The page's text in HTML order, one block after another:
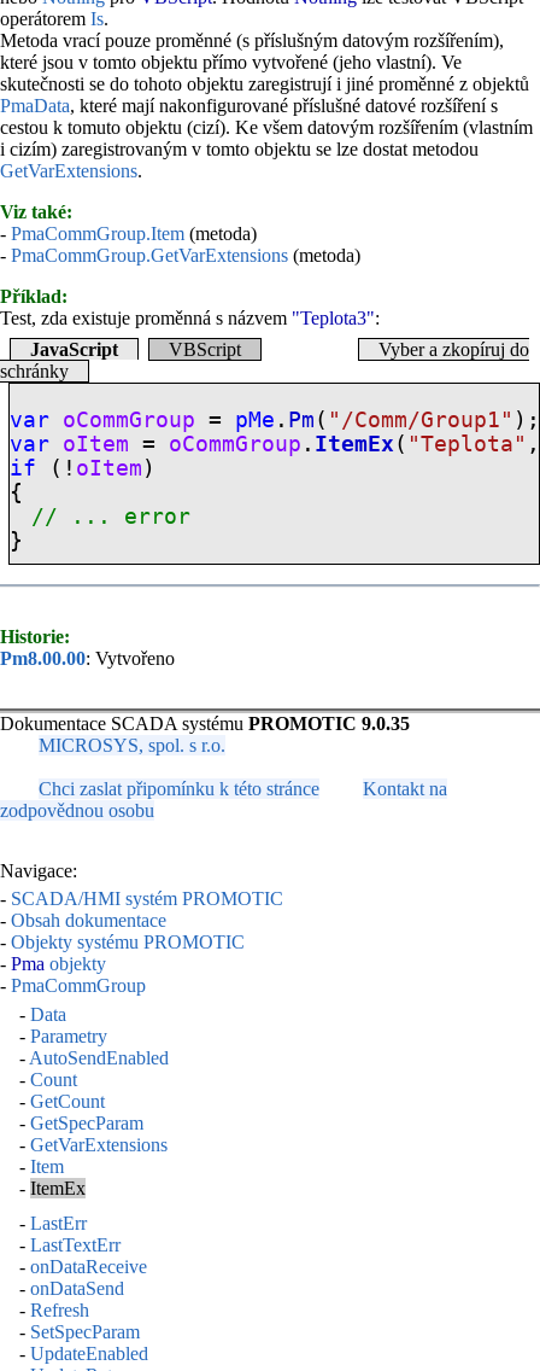
operátorem Is.
Metoda vrací pouze proměnné (s příslušným datovým rozšířením),
které jsou v tomto objektu přímo vytvořené (jeho vlastní). Ve
skutečnosti se do tohoto objektu zaregistrují i jiné proměnné z objektů
PmaData, které mají nakonfigurované příslušné datové rozšíření s
cestou k tomuto objektu (cizí). Ke všem datovým rozšířením (vlastním
i cizím) zaregistrovaným v tomto objektu se lze dostat metodou
GetVarExtensions.
Viz také:
- PmaCommGroup.Item (metoda)
- PmaCommGroup.GetVarExtensions (metoda)
Příklad:
Test, zda existuje proměnná s názvem "Teplota3":
JavaScript
VBScript
Vyber a zkopíruj do
schránky
var oCommGroup = pMe . Pm ( "/Comm/Group1" );
var oItem = oCommGroup . ItemEx ( "Teplota"
if (! oItem )
{
// ... error
}
Historie:
Pm8.00.00: Vytvořeno
Dokumentace SCADA systému PROMOTIC 9.0.35
MICROSYS, spol. s r.o.
Chci zaslat připomínku k této stránce
Kontakt na
zodpovědnou osobu
Navigace:
- SCADA/HMI systém PROMOTIC
- Obsah dokumentace
- Objekty systému PROMOTIC
- Pma objekty
- PmaCommGroup
- Data
- Parametry
- AutoSendEnabled
- Count
- GetCount
- GetSpecParam
- GetVarExtensions
- Item
- ItemEx
- LastErr
- LastTextErr
- onDataReceive
- onDataSend
- Refresh
- SetSpecParam
- UpdateEnabled